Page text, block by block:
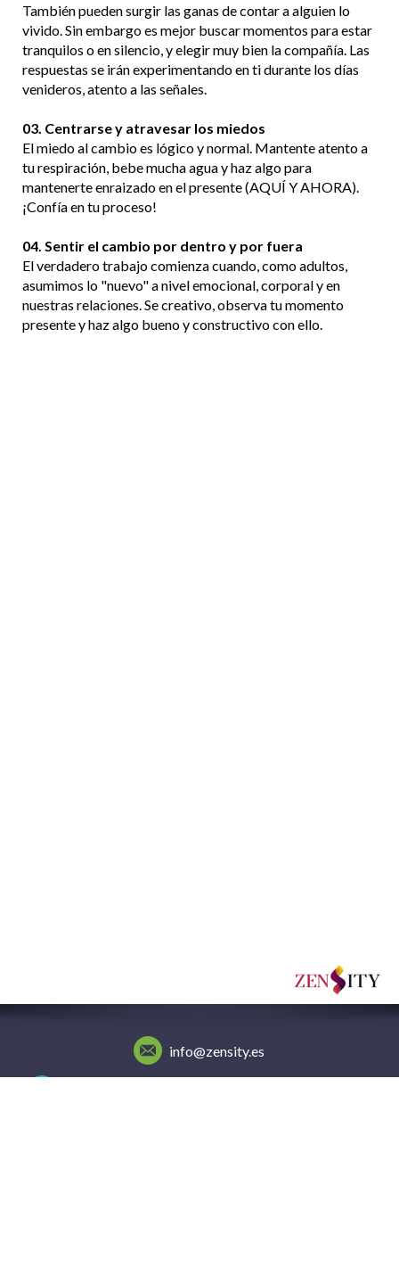
También pueden surgir las ganas de contar a alguien lo
vivido. Sin embargo es mejor buscar momentos para estar
tranquilos o en silencio, y elegir muy bien la compañía. Las
respuestas se irán experimentando en ti durante los días
venideros, atento a las señales.
03. Centrarse y atravesar los miedos
El miedo al cambio es lógico y normal. Mantente atento a
tu respiración, bebe mucha agua y haz algo para
mantenerte enraizado en el presente (AQUÍ Y AHORA).
¡Confía en tu proceso!
04. Sentir el cambio por dentro y por fuera
El verdadero trabajo comienza cuando, como adultos,
asumimos lo "nuevo" a nivel emocional, corporal y en
nuestras relaciones. Se creativo, observa tu momento
presente y haz algo bueno y constructivo con ello.
info@zensity.es